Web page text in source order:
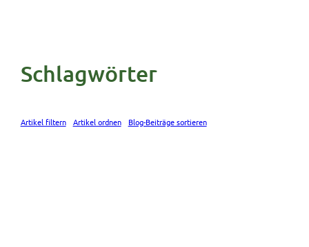
Schlagwörter
Artikel filtern Artikel ordnen Blog-Beiträge sortieren